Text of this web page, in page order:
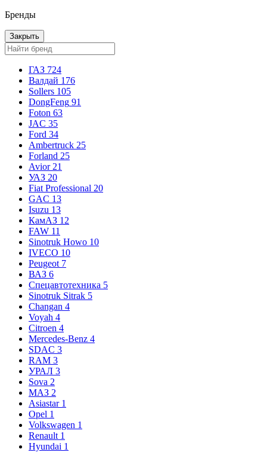
Бренды
Закрыть
ГАЗ 724
Валдай 176
Sollers 105
DongFeng 91
Foton 63
JAC 35
Ford 34
Ambertruck 25
Forland 25
Avior 21
УАЗ 20
Fiat Professional 20
GAC 13
Isuzu 13
КамАЗ 12
FAW 11
Sinotruk Howo 10
IVECO 10
Peugeot 7
ВАЗ 6
Спецавтотехника 5
Sinotruk Sitrak 5
Changan 4
Voyah 4
Citroen 4
Mercedes-Benz 4
SDAC 3
RAM 3
УРАЛ 3
Sova 2
МАЗ 2
Asiastar 1
Opel 1
Volkswagen 1
Renault 1
Hyundai 1